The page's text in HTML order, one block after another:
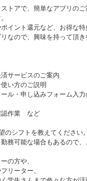
トアで、簡単なアプリのご
イント還元など、お得な特
なので、興味を持って頂き
サービスのご案内
い方のご説明
ール・申し込みフォーム入力
認作業 など
のシフトを教えてください。
勤務可能な場合もあるので、
の方や、
リーター、